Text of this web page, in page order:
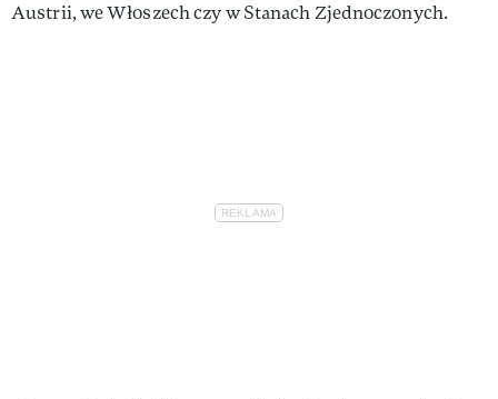
Austrii, we Włoszech czy w Stanach Zjednoczonych.